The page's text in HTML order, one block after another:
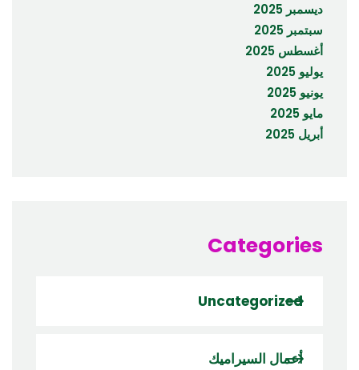
ديسمبر 2025
سبتمبر 2025
أغسطس 2025
يوليو 2025
يونيو 2025
مايو 2025
أبريل 2025
Categories
Uncategorized
أعمال السيراميك